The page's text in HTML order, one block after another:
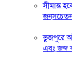
সীমান্ত
ভুজপুরে
এবং জব্দ